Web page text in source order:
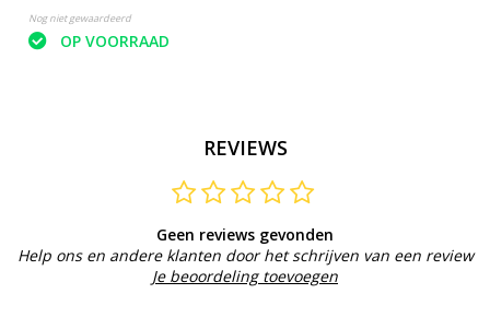
Nog niet gewaardeerd
OP VOORRAAD
REVIEWS
Geen reviews gevonden
Help ons en andere klanten door het schrijven van een review
Je beoordeling toevoegen